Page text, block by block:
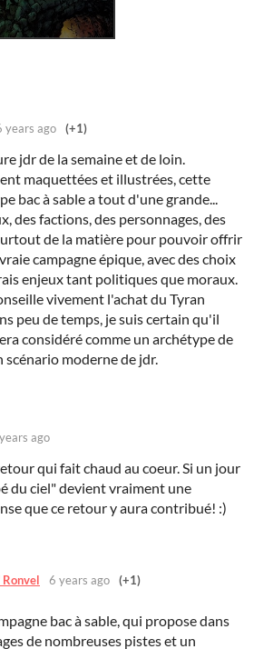
years ago (+1)
jdr de la semaine et de loin.
maquettées et illustrées, cette
bac à sable a tout d'une grande...
des factions, des personnages, des
de la matière pour pouvoir offrir
campagne épique, avec des choix
enjeux tant politiques que moraux.
vivement l'achat du Tyran
peu de temps, je suis certain qu'il
considéré comme un archétype de
moderne de jdr.
ago
qui fait chaud au coeur. Si un jour
du ciel" devient vraiment une
que ce retour y aura contribué! :)
6 years ago (+1)
bac à sable, qui propose dans
de nombreuses pistes et un